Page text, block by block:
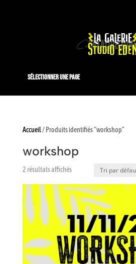
Sélectionner une page
Accueil/ Produits identifiés “workshop”
workshop
2 résultats affichés